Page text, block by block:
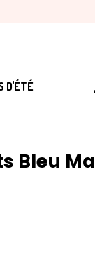
D'ÉTÉ
Bleu